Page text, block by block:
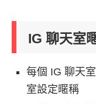
IG 聊天室
每個 IG 聊天
室設定暱稱